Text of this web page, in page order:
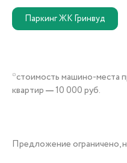
Паркинг ЖК Гринвуд
*стоимость машино-места
квартир — 10 000 руб.
Предложение ограничено,